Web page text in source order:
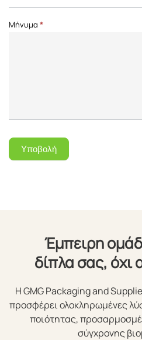
Μήνυμα *
Υποβολή
Έμπειρη
δίπλα σας, όχι
Η GMG Packaging and
προσφέρει ολοκληρωμένες
ποιότητας,
σύγχρονης